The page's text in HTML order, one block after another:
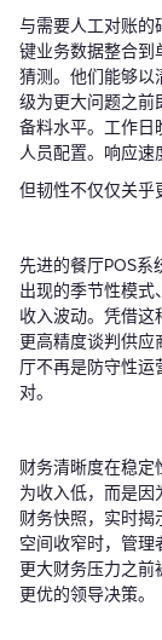
与需要人工对账的
键业务数据整合到
猜测。他们能够以
级为更大问题之前
备料水平。工作日
人员配置。响应速
但韧性不仅仅关乎
先进的餐厅POS系
出现的季节性模式
收入波动。凭借这
更高精度谈判供应
厅不再是防守性
对。
财务清晰度在稳定
为收入低，而是因
财务快照，实时揭
空间收窄时，管理
更大财务压力之
更优的领导决策。